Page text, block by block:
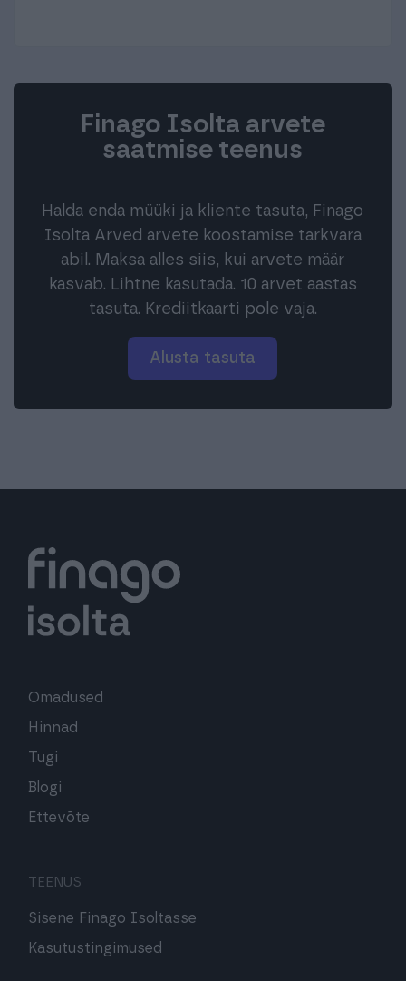
Finago Isolta arvete
saatmise teenus
Halda enda müüki ja kliente tasuta, Finago
Isolta Arved arvete koostamise tarkvara
abil. Maksa alles siis, kui arvete määr
kasvab. Lihtne kasutada. 10 arvet aastas
tasuta. Krediitkaarti pole vaja.
Alusta tasuta
Omadused
Hinnad
Tugi
Blogi
Ettevõte
TEENUS
Sisene Finago Isoltasse
Kasutustingimused